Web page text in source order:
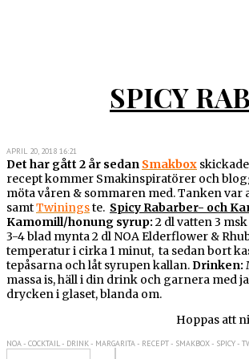
SPICY
APRIL 20, 2018 16:21
Det har gått 2 år sedan Smakbox
recept kommer Smakinspiratörer och
möta våren & sommaren med. Tanken
samtTwiningste. Spicy Rabarber- och
Kamomill/honung syrup: 2 dl vatten 3
3-4 blad mynta 2 dl NOA Elderflower &
temperatur i cirka 1 minut, ta sedan bort
tepåsarna och låt syrupen kallan.Drinken:
massa is, häll i din drink och garnera med
drycken i glaset, blanda om.
Hoppas att
NOA - COCKTAIL - DRINK - MARGARITA - RECEPT - SMAKBOX - SPICY -